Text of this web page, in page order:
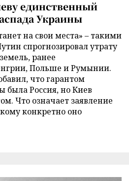
единственный
Украины
на свои места» – такими
спрогнозировал утрату
ранее
Польше и Румынии.
что гарантом
была Россия, но Киев
Что означает заявление
конкретно оно